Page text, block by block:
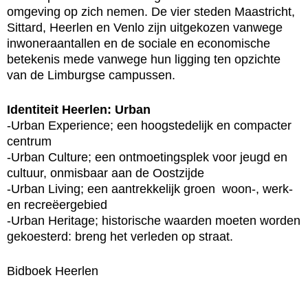
omgeving op zich nemen. De vier steden Maastricht,
Sittard, Heerlen en Venlo zijn uitgekozen vanwege
inwoneraantallen en de sociale en economische
betekenis mede vanwege hun ligging ten opzichte
van de Limburgse campussen.
Identiteit Heerlen: Urban
-Urban Experience; een hoogstedelijk en compacter
centrum
-Urban Culture; een ontmoetingsplek voor jeugd en
cultuur, onmisbaar aan de Oostzijde
-Urban Living; een aantrekkelijk groen woon-, werk-
en recreëergebied
-Urban Heritage; historische waarden moeten worden
gekoesterd: breng het verleden op straat.
Bidboek Heerlen